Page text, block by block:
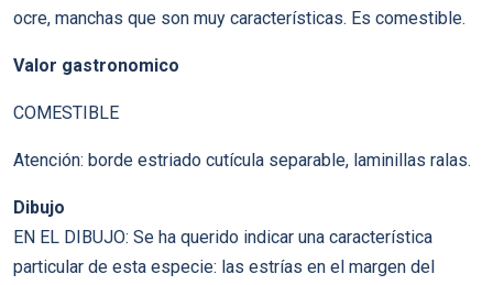
ocre, manchas que son muy características. Es comestible.
Valor gastronomico
COMESTIBLE
Atención: borde estriado cutícula separable, laminillas ralas.
Dibujo
EN EL DIBUJO: Se ha querido indicar una característica
particular de esta especie: las estrías en el margen del